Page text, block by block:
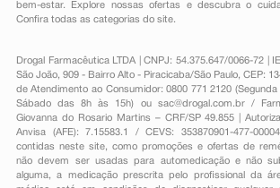
bem-estar. Explore nossas ofertas e descubra o
Confira todas as categorias do site.
Drogal Farmacêutica LTDA | CNPJ: 54.375.647/0066-72 |
São João, 909 - Bairro Alto - Piracicaba/São Paulo, CEP:
de Atendimento ao Consumidor: 0800 771 2120
Sábado das 8h às 15h) ou sac@drogal.com.br/
Giovanna do Rosario Martins – CRF/SP 49.855 |
Anvisa (AFE): 7.15583.1 / CEVS: 353870901-477-
contidas neste site, como promoções e ofertas de
não devem ser usadas para automedicação e não
alguma, a medicação prescrita pelo profissional da